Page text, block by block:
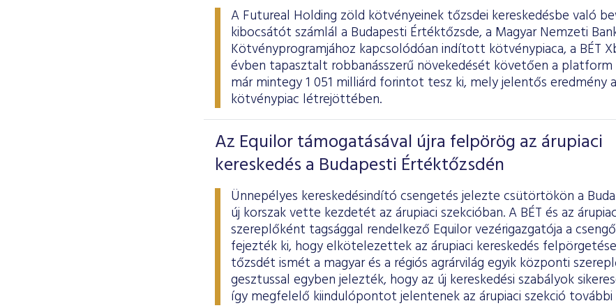
A Futureal Holding zöld kötvényeinek tőzsdei kereskedésbe való
kibocsátót számlál a Budapesti Értéktőzsde, a Magyar Nemzeti
Kötvényprogramjához kapcsolódóan indított kötvénypiaca, a BÉT
évben tapasztalt robbanásszerű növekedését követően a
már mintegy 1 051 milliárd forintot tesz ki, mely jelentős eredmény
kötvénypiac létrejöttében.
Az Equilor támogatásával újra felpörög az árupiaci
kereskedés a Budapesti Értéktőzsdén
Ünnepélyes kereskedésindító csengetés jelezte csütörtökön a
új korszak vette kezdetét az árupiaci szekcióban. A BÉT és az
szereplőként tagsággal rendelkező Equilor vezérigazgatója a
fejezték ki, hogy elkötelezettek az árupiaci kereskedés
tőzsdét ismét a magyar és a régiós agrárvilág egyik központi
gesztussal egyben jelezték, hogy az új kereskedési szabályok
így megfelelő kiindulópontot jelentenek az árupiaci szekció